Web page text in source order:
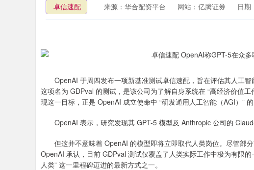
卓信速配 来源：华合配资平台 网站：亿腾证券 日期
OpenAI 于周四发布一项新基准测试卓信速配，旨在评估其人工智
这项名为 GDPval 的测试，是该公司为了解自身系统在 “高经济价值
现这一目标，正是 OpenAI 成立使命中 “研发通用人工智能（AGI）” 的
OpenAI 表示，研究发现其 GPT-5 模型及 Anthropic 公司的
但这并不意味着 OpenAI 的模型即将立即取代人类岗位。尽管部
OpenAI 承认，目前 GDPval 测试仅覆盖了人类实际工作中极为有限
人类” 这一里程碑迈进的最新方式之一。